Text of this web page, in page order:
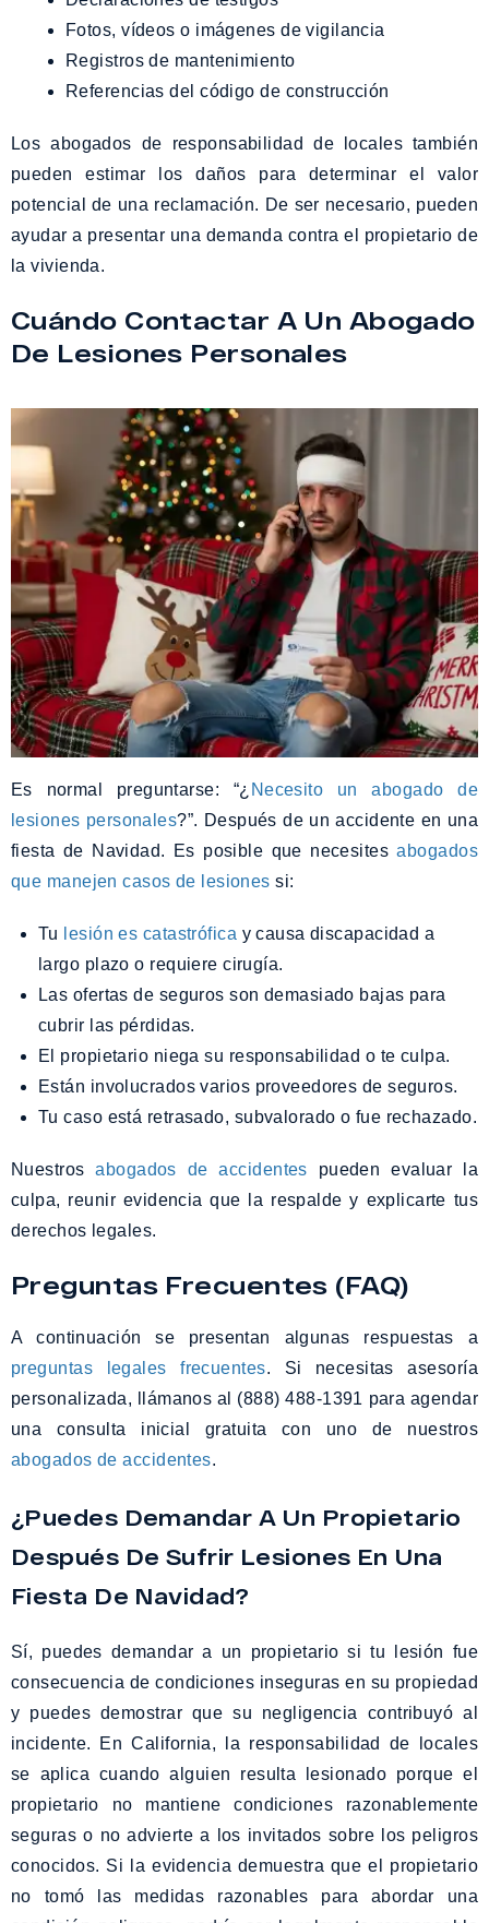
Fotos, vídeos o imágenes de vigilancia
Registros de mantenimiento
Referencias del código de construcción
Los abogados de responsabilidad de locales también
pueden estimar los daños para determinar el valor
potencial de una reclamación. De ser necesario, pueden
ayudar a presentar una demanda contra el propietario de
la vivienda.
Cuándo Contactar A Un Abogado
De Lesiones Personales
Es normal preguntarse: “¿ Necesito un abogado de
lesiones personales?”. Después de un accidente en una
fiesta de Navidad. Es posible que necesitesabogados
que manejen casos de lesiones si:
Tu lesión es catastrófica y causa discapacidad a
largo plazo o requiere cirugía.
Las ofertas de seguros son demasiado bajas para
cubrir las pérdidas.
El propietario niega su responsabilidad o te culpa.
Están involucrados varios proveedores de seguros.
Tu caso está retrasado, subvalorado o fue rechazado.
Nuestrosabogados de accidentes pueden evaluar la
culpa, reunir evidencia que la respalde y explicarte tus
derechos legales.
Preguntas Frecuentes (FAQ)
A continuación se presentan algunas respuestas a
preguntas legales frecuentes. Si necesitas asesoría
personalizada, llámanos al (888) 488-1391 para agendar
una consulta inicial gratuita con uno de nuestros
abogados de accidentes.
¿Puedes Demandar A Un Propietario
Después De Sufrir Lesiones En Una
Fiesta De Navidad?
Sí, puedes demandar a un propietario si tu lesión fue
consecuencia de condiciones inseguras en su propiedad
y puedes demostrar que su negligencia contribuyó al
incidente. En California, la responsabilidad de locales
se aplica cuando alguien resulta lesionado porque el
propietario no mantiene condiciones razonablemente
seguras o no advierte a los invitados sobre los peligros
conocidos. Si la evidencia demuestra que el propietario
no tomó las medidas razonables para abordar una